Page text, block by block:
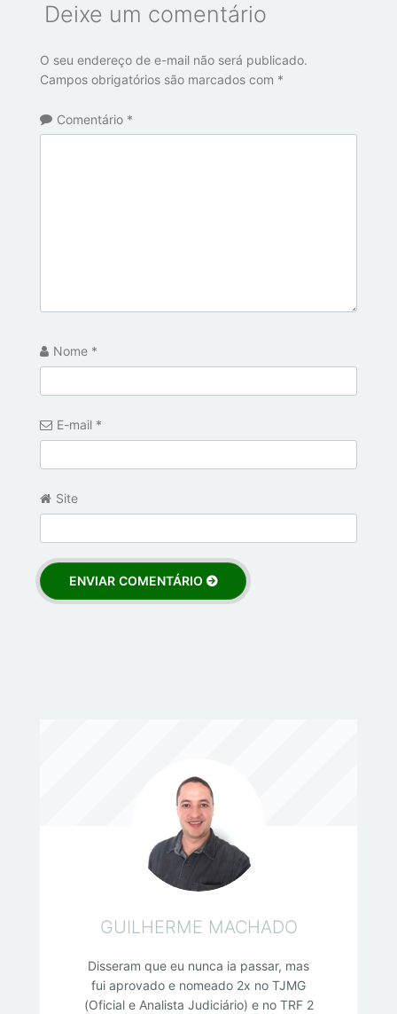
Deixe um comentário
O seu endereço de e-mail não será publicado.
Campos obrigatórios são marcados com *
Comentário *
Nome *
E-mail *
Site
GUILHERME MACHADO
Disseram que eu nunca ia passar, mas
fui aprovado e nomeado 2x no TJMG
(Oficial e Analista Judiciário) e no TRF 2